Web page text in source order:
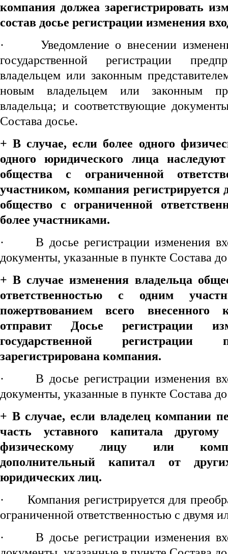
компания должеа зарегистрировать
состав досье регистрации изменения
· Уведомление о внесении
государственной регистрации
владельцем или законным
новым владельцем или законным
владельца; и соответствующие
Состава досье.
+В случае, если более одного
одногоюридического лица
общества с ограниченной
участником, компания регистрируется
общество с ограниченной
более участниками.
·В досье регистрации изменения
документы, указанные в пункте Состава
+ В случае изменения владельца
ответственностью с одним
пожертвованием всего внесенного
отправит Досье регистрации
государственной регистрации
зарегистрирована компания.
·В досье регистрации изменения
документы, указанные в пункте Состава
+ В случае, если владелец компании
часть уставного капитала другому
физическому лицу или
дополнительный капитал от
юридических лиц.
· Компания регистрируется для
ограниченной ответственностью с двумя
·В досье регистрации изменения